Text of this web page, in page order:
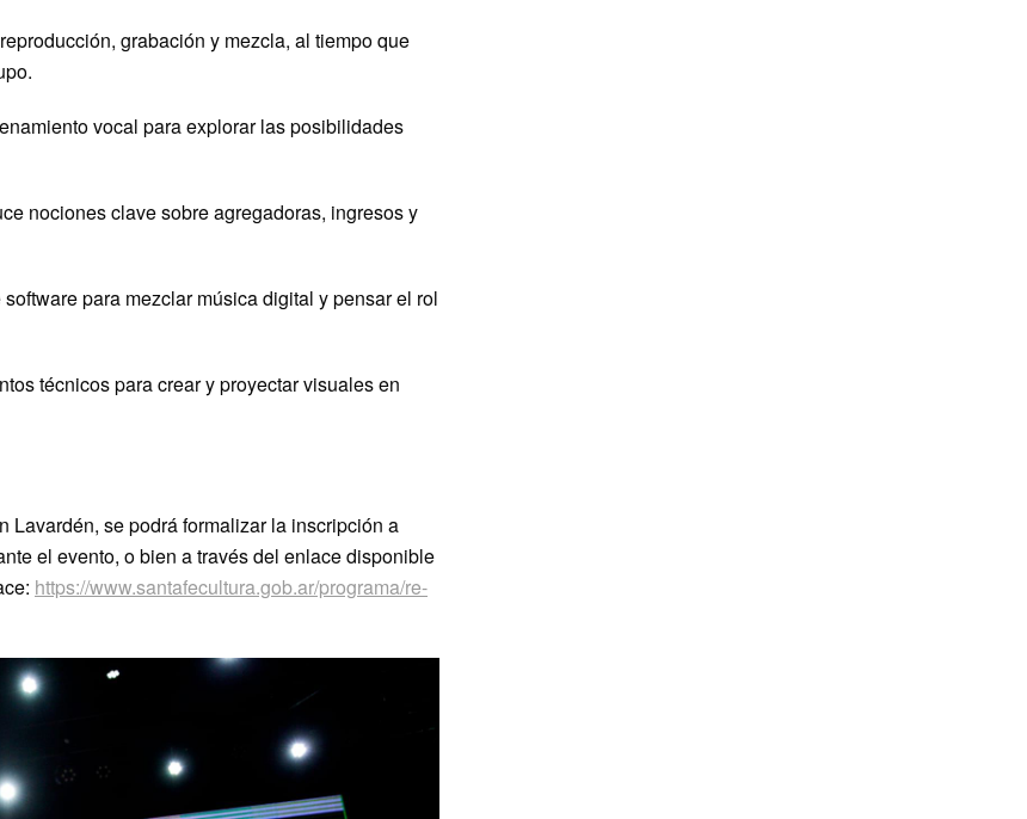
grabación y mezcla, al tiempo que
vocal para explorar las posibilidades
nociones clave sobre agregadoras, ingresos y
para mezclar música digital y pensar el rol
técnicos para crear y proyectar visuales en
Lavardén, se podrá formalizar la inscripción a
el evento, o bien a través del enlace disponible
https://www.santafecultura.gob.ar/programa/re-